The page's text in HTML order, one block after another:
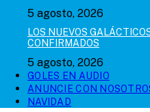
5 agosto, 2026
LOS NUEVOS
CONFIRMADOS
5 agosto, 2026
GOLES EN AUDIO
ANUNCIE CON
NAVIDAD